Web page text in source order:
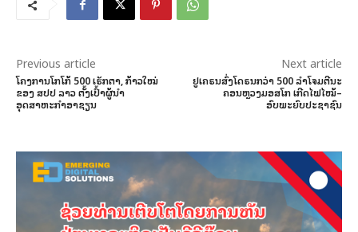
Previous article
ໂຄງການໂກໂກ້ 500 ເຮັກຕາ, ກ້າວໃໝ່
ຂອງ ສປປ ລາວ ຕັ້ງເປົ້າຜູ້ນຳ
ອຸດສາຫະກຳອາຊຽນ
Next article
ຢູເຄຣນສົ່ງໂດຣນກວ່າ 500 ລຳໂຈມຕີນະ
ຄອນຫຼວງມອສໂກ ເກີດໄຟໄໝ້–
ອົບພະຍົບປະຊາຊົນ